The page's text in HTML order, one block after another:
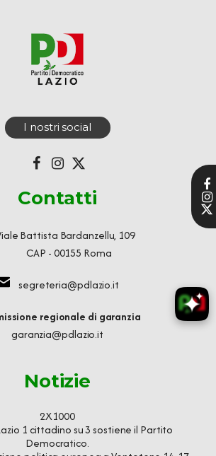
I nostri social
Contatti
Battista Bardanzellu, 109
CAP - 00155 Roma
segreteria@pdlazio.it
regionale di garanzia
garanzia@pdlazio.it
Notizie
2X1000
1 cittadino su 3 sostiene il Partito
Democratico.